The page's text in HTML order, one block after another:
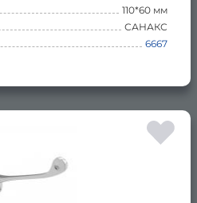
110*60 мм
САНАКС
6667